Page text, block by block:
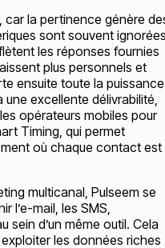
la pertinence génère
sont souvent
les réponses fournies
plus personnels et
ensuite toute la puissance
excellente délivrabilité,
opérateurs mobiles pour
Timing, qui permet
où chaque contact est
multicanal, Pulseem se
l’e-mail, les SMS,
sein d’un même outil. Cela
les données riches